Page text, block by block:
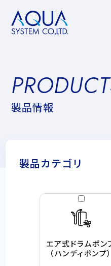
System
PRODUCT
製品情報
報
製品カテゴリ
エア式ドラムポン
（ハンディポンプ）